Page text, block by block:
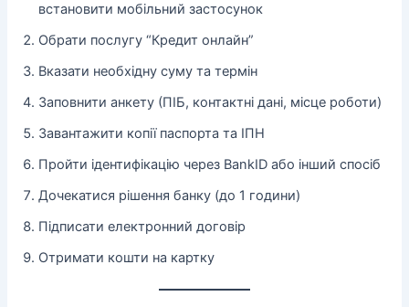
встановити мобільний застосунок
Обрати послугу “Кредит онлайн”
Вказати необхідну суму та термін
Заповнити анкету (ПІБ, контактні дані, місце роботи)
Завантажити копії паспорта та ІПН
Пройти ідентифікацію через BankID або інший спосіб
Дочекатися рішення банку (до 1 години)
Підписати електронний договір
Отримати кошти на картку